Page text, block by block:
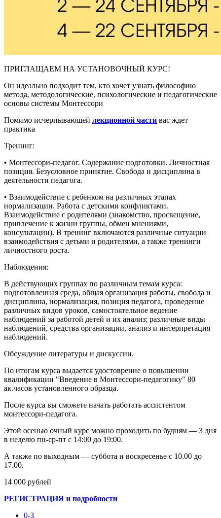
ПРИГЛАЩАЕМ НА УСТАНОВОЧНЫЙ КУРС!
Он идеально подходит тем, кто хочет узнать философию
метода, методологические, психологические и педагогические
основы системы Монтессори
Помимо исчерпывающей лекционной части вас ждет
практика
Тренинг:
• Монтессори-педагог. Содержание подготовки. Личностная
позиция. Безусловное принятие. Свобода и дисциплина в
деятельности педагога.
• Взаимодействие с ребенком на различных этапах
нормализации. Работа с детскими конфликтами.
Взаимодействие с родителями (знакомство, просвещение,
привлечение к жизни группы, обмен мнениями,
консультации). В тренинг включаются различные ситуации
взаимодействия с детьми и родителями, а также тренинги
личностного роста.
Наблюдения:
В действующих группах по различным темам курса:
подготовленная среда, общая организация работы, свобода и
дисциплина, нормализация, позиция педагога, проведение
различных видов уроков, самостоятельное ведение
наблюдений за работой детей и их анализ; различные виды
наблюдений, средства организации, анализ и интерпретация
наблюдений.
Обсуждение литературы и дискуссии.
По итогам курса выдается удостоврение о повышении
квалификации "Введение в Монтессори-педагогику" 80
ак.часов установленного образца.
После курса вы сможете начать работать ассистентом
монтессори-педагога.
Этой осенью очный курс можно проходить по будням — 3 дня
в неделю пн-ср-пт с 14:00 до 19:00.
А также по выходным — суббота и воскресенье с 10.00 до
17.00.
14 000 рублей
РЕГИСТРАЦИЯ и подробности
0-3